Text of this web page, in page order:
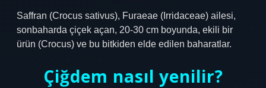
Saffran (Crocus sativus), Furaeae (Irridaceae) ailesi,
sonbaharda çiçek açan, 20-30 cm boyunda, ekili bir
ürün (Crocus) ve bu bitkiden elde edilen baharatlar.
Çiğdem nasıl yenilir?